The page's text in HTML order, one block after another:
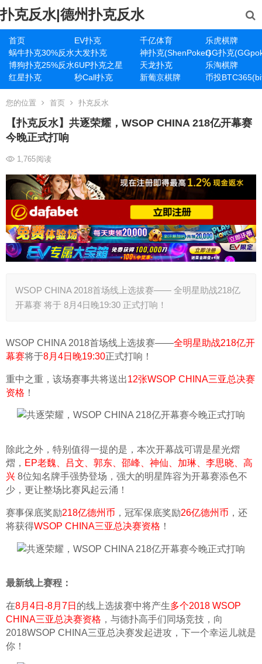
扑克反水|德州扑克反水
首页 EV扑克 千亿体育
乐虎棋牌
蜗牛扑克30%反水大发扑克 神扑克(ShenPoker)GG扑克
博狗扑克25%反水6UP扑克之星 天龙扑克
乐淘棋牌
红星扑克
秒Call扑克 新葡京棋牌 币投
您的位置 首页 扑克反水
【扑克反水】共逐荣耀，WSOP CHINA 218亿开幕赛
今晚正式打响
1,765阅读
WSOP CHINA 2018首场线上选拔赛—— 全明星助战218亿
开幕赛 将于 8月4日晚19:30 正式打响！
WSOP CHINA 2018首场线上选拔赛——全明星助战218亿开
幕赛将于8月4日晚19:30正式打响！
重中之重，该场赛事共将送出12张WSOP CHINA三亚总决赛
资格 ！
除此之外，特别值得一提的是，本次开幕战可谓是星光熠
熠， EP老魏、吕文、郭东、邵峰、神仙、加琳、李思晓、高
兴 8位知名牌手强势登场，强大的明星阵容为开幕赛添色不
少，更让整场比赛风起云涌！
赛事保底奖励218亿德州币 ，冠军保底奖励26亿德州币 ，还
将获得WSOP CHINA三亚总决赛资格 ！
最新线上赛程：
在8月4日-8月7日 的线上选拔赛中将产生多个2018 WSOP
CHINA三亚总决赛资格 ，与德扑高手们同场竞技，向
2018WSOP CHINA三亚总决赛发起进攻，下一个幸运儿就是
你！